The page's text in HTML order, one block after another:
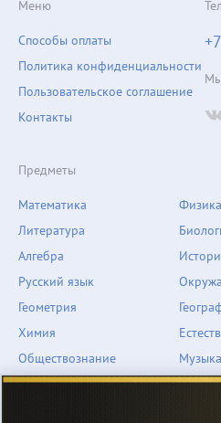
Предметы
Математика
Литература
Алгебра
Русский язык
Геометрия
Химия
Физика
Обществознание
Английский язык
Музыка
ОБЖ
Меню
Способы оплаты
Политика конфиденциальности
Пользовательское соглашение
Контакты